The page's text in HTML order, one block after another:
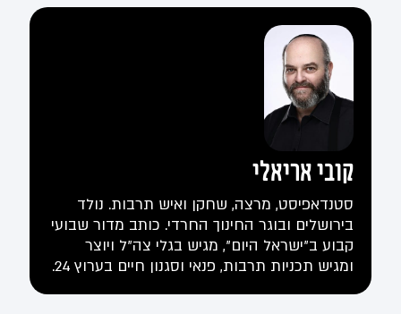
קובי אריאלי
סטנדאפיסט, מרצה, שחקן ואיש תרבות. נולד
בירושלים ובוגר החינוך החרדי. כותב מדור שבועי
קבוע ב"ישראל היום", מגיש בגלי צה"ל ויוצר
ומגיש תכניות תרבות, פנאי וסגנון חיים בערוץ 24.